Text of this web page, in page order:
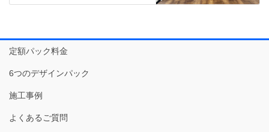
定額パック料金
6つのデザインパック
施工事例
よくあるご質問